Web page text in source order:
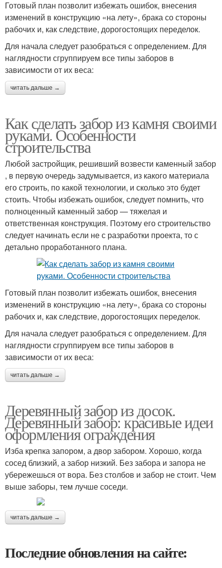
Готовый план позволит избежать ошибок, внесения
изменений в конструкцию «на лету», брака со стороны
рабочих и, как следствие, дорогостоящих переделок.
Для начала следует разобраться с определением. Для
наглядности сгруппируем все типы заборов в
зависимости от их веса:
читать дальше →
Как сделать забор из камня своими
руками. Особенности
строительства
Любой застройщик, решивший возвести каменный забор
, в первую очередь задумывается, из какого материала
его строить, по какой технологии, и сколько это будет
стоить. Чтобы избежать ошибок, следует помнить, что
полноценный каменный забор — тяжелая и
ответственная конструкция. Поэтому его строительство
следует начинать если не с разработки проекта, то с
детально проработанного плана.
Готовый план позволит избежать ошибок, внесения
изменений в конструкцию «на лету», брака со стороны
рабочих и, как следствие, дорогостоящих переделок.
Для начала следует разобраться с определением. Для
наглядности сгруппируем все типы заборов в
зависимости от их веса:
читать дальше →
Деревянный забор из досок.
Деревянный забор: красивые идеи
оформления ограждения
Изба крепка запором, а двор забором. Хорошо, когда
сосед близкий, а забор низкий. Без забора и запора не
убережешься от вора. Без столбов и забор не стоит. Чем
выше заборы, тем лучше соседи.
читать дальше →
Последние обновления на сайте: